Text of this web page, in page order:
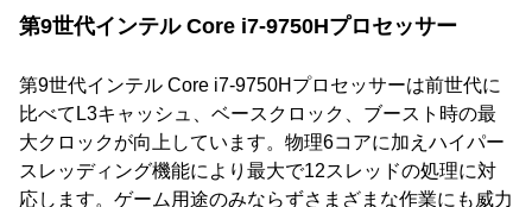
第9世代インテル Core i7-9750Hプロセッサー
第9世代インテル Core i7-9750Hプロセッサーは前世代に
比べてL3キャッシュ、ベースクロック、ブースト時の最
大クロックが向上しています。物理6コアに加えハイパー
スレッディング機能により最大で12スレッドの処理に対
応します。ゲーム用途のみならずさまざまな作業にも威力